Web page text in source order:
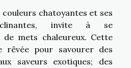
couleurs chatoyantes et ses
invite à se
mets chaleureux. Cette
rêvée pour savourer des
saveurs exotiques; des